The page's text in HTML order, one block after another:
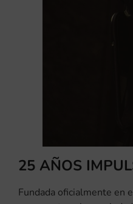
25 AÑOS
Fundada oficialmente en